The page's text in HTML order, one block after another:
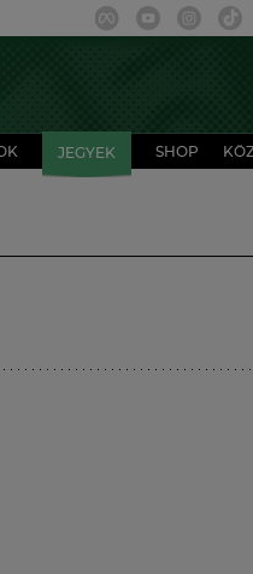
JEGYEK SHOP